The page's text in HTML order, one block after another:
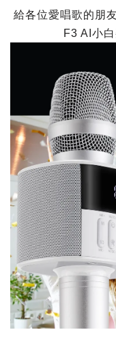
給各位愛唱歌的朋
F3 AI小